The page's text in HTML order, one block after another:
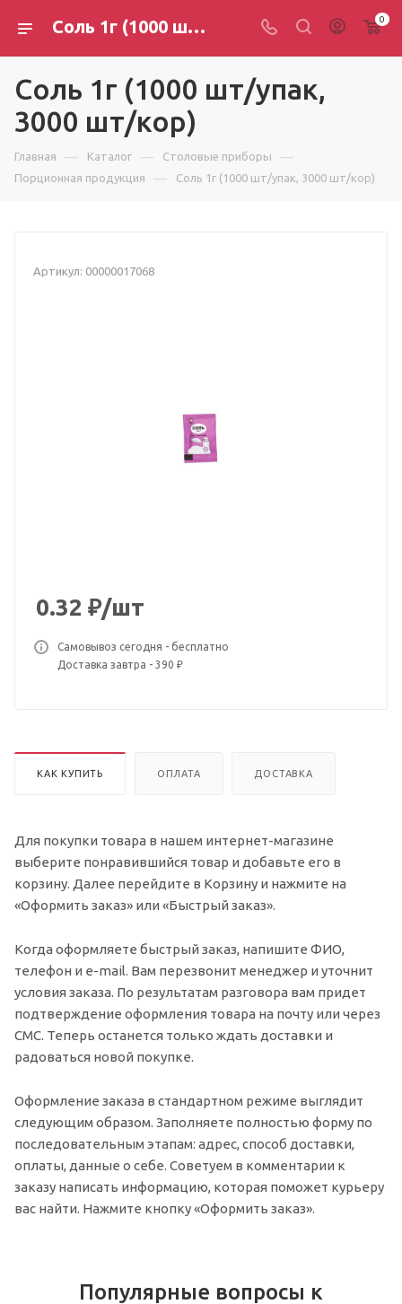
Соль 1г (1000 шт/упак, 3000 шт/кор) 0
Соль 1г (1000 шт/упак,
3000 шт/кор)
Главная — Каталог — Столовые приборы —
Порционная продукция — Соль 1г (1000 шт/упак, 3000 шт/кор)
Артикул: 00000017068
0.32 ₽/шт
Самовывоз сегодня - бесплатно
Доставка завтра - 390 ₽
КАК КУПИТЬ ОПЛАТА ДОСТАВКА
Для покупки товара в нашем интернет-магазине
выберите понравившийся товар и добавьте его в
корзину. Далее перейдите в Корзину и нажмите на
«Оформить заказ» или «Быстрый заказ».
Когда оформляете быстрый заказ, напишите ФИО,
телефон и e-mail. Вам перезвонит менеджер и уточнит
условия заказа. По результатам разговора вам придет
подтверждение оформления товара на почту или через
СМС. Теперь останется только ждать доставки и
радоваться новой покупке.
Оформление заказа в стандартном режиме выглядит
следующим образом. Заполняете полностью форму по
последовательным этапам: адрес, способ доставки,
оплаты, данные о себе. Советуем в комментарии к
заказу написать информацию, которая поможет курьеру
вас найти. Нажмите кнопку «Оформить заказ».
Популярные вопросы к